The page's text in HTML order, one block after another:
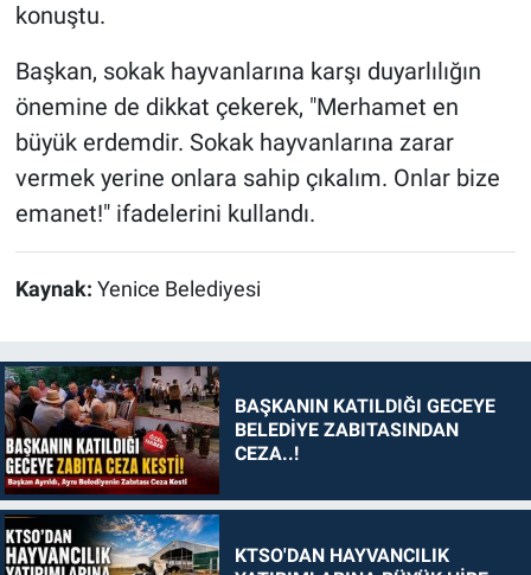
konuştu.
Başkan, sokak hayvanlarına karşı duyarlılığın
önemine de dikkat çekerek, "Merhamet en
büyük erdemdir. Sokak hayvanlarına zarar
vermek yerine onlara sahip çıkalım. Onlar bize
emanet!" ifadelerini kullandı.
Kaynak: Yenice Belediyesi
BAŞKANIN KATILDIĞI GECEYE
BELEDİYE ZABITASINDAN
CEZA..!
KTSO'DAN HAYVANCILIK